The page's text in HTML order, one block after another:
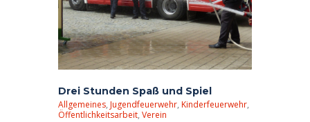
Drei Stunden Spaß und Spiel
Allgemeines, Jugendfeuerwehr, Kinderfeuerwehr,
Öffentlichkeitsarbeit, Verein